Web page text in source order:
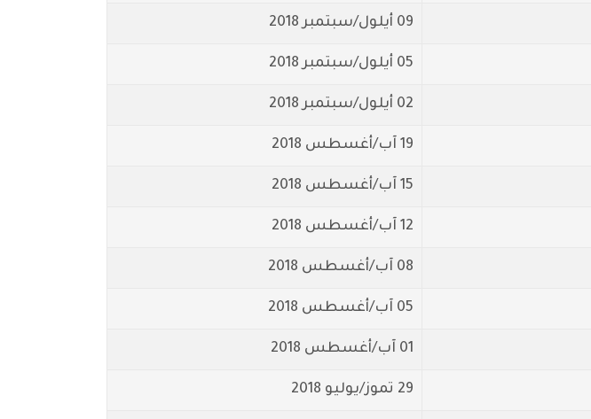
09 أيلول/سبتمبر 2018
05 أيلول/سبتمبر 2018
02 أيلول/سبتمبر 2018
19 آب/أغسطس 2018
15 آب/أغسطس 2018
12 آب/أغسطس 2018
08 آب/أغسطس 2018
05 آب/أغسطس 2018
01 آب/أغسطس 2018
29 تموز/يوليو 2018